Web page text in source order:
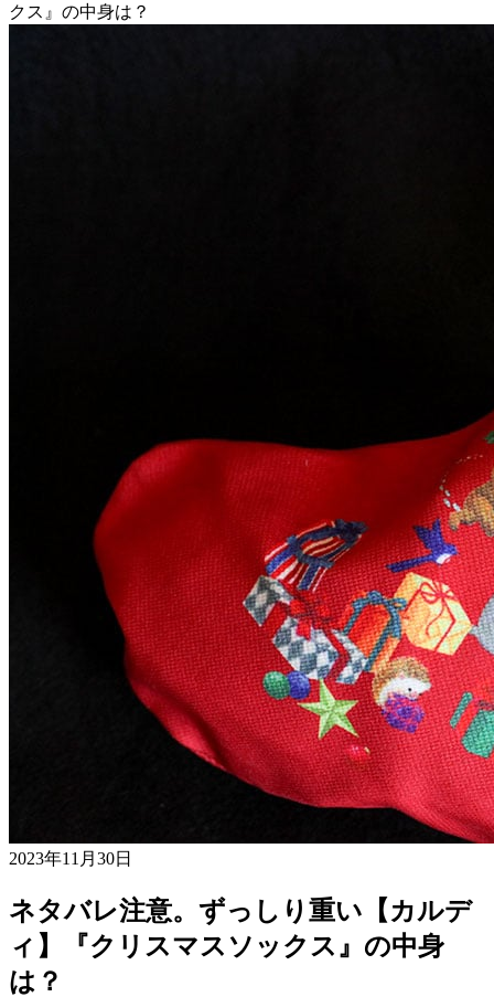
クス』の中身は？
2023年11月30日
ネタバレ注意。ずっしり重い【カルデ
ィ】『クリスマスソックス』の中身
は？